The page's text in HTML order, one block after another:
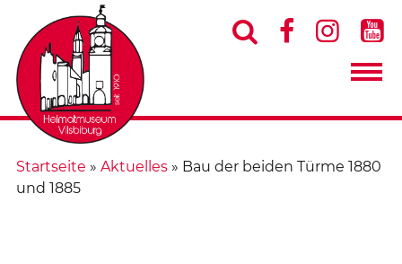
   
Startseite » Aktuelles» Bau der beiden Türme 1880
und 1885